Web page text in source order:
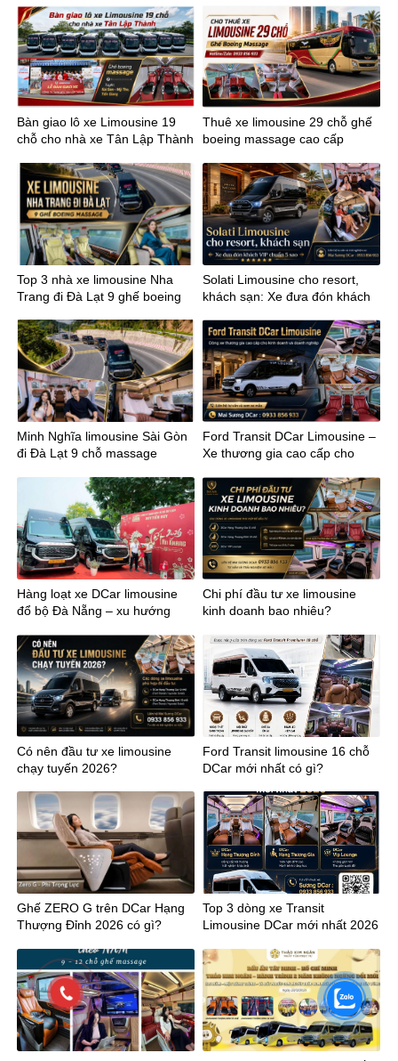
Bàn giao lô xe Limousine 19
chỗ cho nhà xe Tân Lập Thành
Thuê xe limousine 29 chỗ ghế
boeing massage cao cấp
Top 3 nhà xe limousine Nha
Trang đi Đà Lạt 9 ghế boeing
Solati Limousine cho resort,
khách sạn: Xe đưa đón khách
Minh Nghĩa limousine Sài Gòn
đi Đà Lạt 9 chỗ massage
Ford Transit DCar Limousine –
Xe thương gia cao cấp cho
Hàng loạt xe DCar limousine
đổ bộ Đà Nẵng – xu hướng
miền Trung
Chi phí đầu tư xe limousine
kinh doanh bao nhiêu?
Có nên đầu tư xe limousine
chạy tuyến 2026?
Ford Transit limousine 16 chỗ
DCar mới nhất có gì?
Ghế ZERO G trên DCar Hạng
Thượng Đỉnh 2026 có gì?
Top 3 dòng xe Transit
Limousine DCar mới nhất 2026